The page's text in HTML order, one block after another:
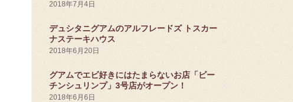
2018年7月4日
デュシタニグアムのアルフレードズ トスカー
ナステーキハウス
2018年6月20日
グアムでエビ好きにはたまらないお店「ビー
チンシュリンプ」3号店がオープン！
2018年6月6日